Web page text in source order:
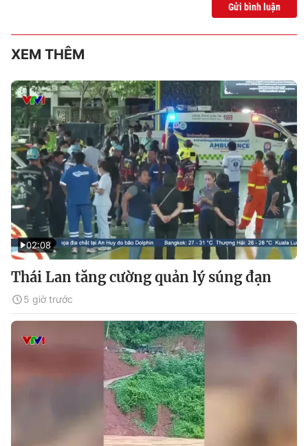
Gửi bình luận
XEM THÊM
02:08
Thái Lan tăng cường quản lý súng đạn
5 giờ trước